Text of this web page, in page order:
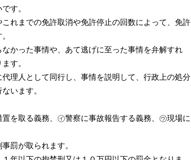
す。
れまでの免許取消や免許停止の回数によって、免許
かった事情や、あて逃げに至った事情を弁解すれ
す。
理人として同行し、事情を説明して、行政上の処分
います。
を取る義務、㋑警察に事故報告する義務、㋒現場に
罰が取られます。